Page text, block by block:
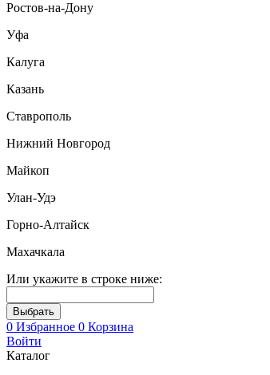
Ростов-на-Дону
Уфа
Калуга
Казань
Ставрополь
Нижний Новгород
Майкоп
Улан-Удэ
Горно-Алтайск
Махачкала
Или укажите в строке ниже:
0 Избранное 0 Корзина
Войти
Каталог